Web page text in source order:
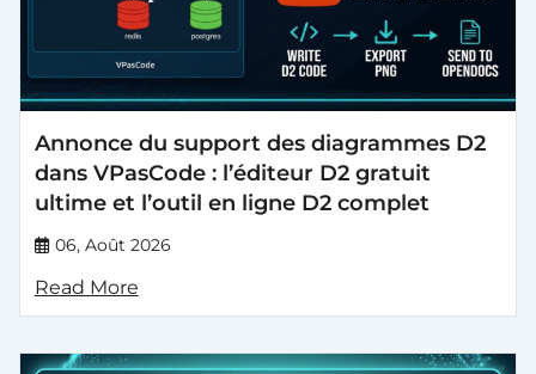
Annonce du support des diagrammes D2
dans VPasCode : l’éditeur D2 gratuit
ultime et l’outil en ligne D2 complet
06, Août 2026
Read More